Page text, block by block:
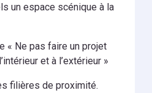
un espace scénique à la
« Ne pas faire un projet
et à l’extérieur »
filières de proximité.